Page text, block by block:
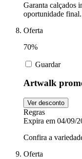
Garanta calçados
oportunidade final.
Oferta
70%
Guardar
Artwalk
Ver desconto
Regras
Expira em 04/09/
Confira a
Oferta